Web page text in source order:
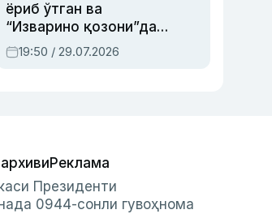
ёриб ўтган ва
“Изварино қозони”дан
чиққан қаҳрамон —
Украина армияси бош
19:50 / 29.07.2026
Реклама
Президенти
0944-сонли гувоҳнома